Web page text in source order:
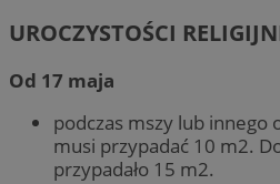
UROCZYSTOŚCI
Od 17 maja
podczas mszy lub innego
musi przypadać 10 m2.
przypadało 15 m2.